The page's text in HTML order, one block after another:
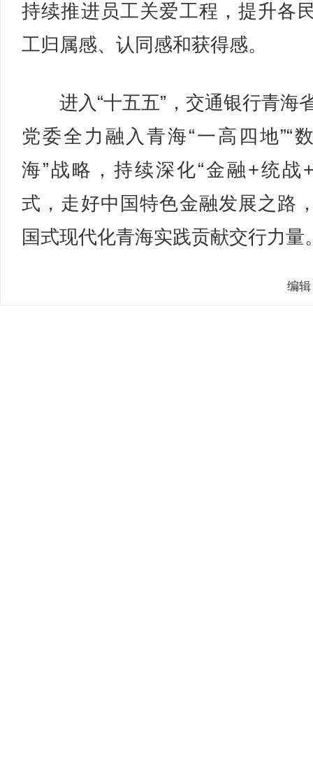
持续推进员工关爱工程，提升各
工归属感、认同感和获得感。
进入“十五五”，交通银行青海
党委全力融入青海“一高四地”“
海”战略，持续深化“金融+统战
式，走好中国特色金融发展之路
国式现代化青海实践贡献交行力量
编